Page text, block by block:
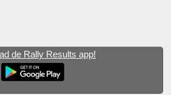
de Rally Results app!